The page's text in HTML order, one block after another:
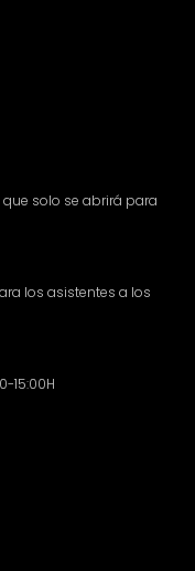
solo se abrirá para
los asistentes a los
15:00H